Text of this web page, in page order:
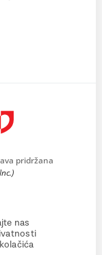
pridržana
nas